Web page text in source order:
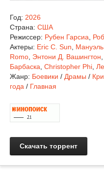
Год: 2026
Страна: США
Режиссер: Рубен Гарсиа
Актеры: Eric C. Sun
Romo Энтони Д. Вашингтон
Барбаска Christopher Phi
Жанр: Боевики / Драмы /
года / Главная
Скачать торрент